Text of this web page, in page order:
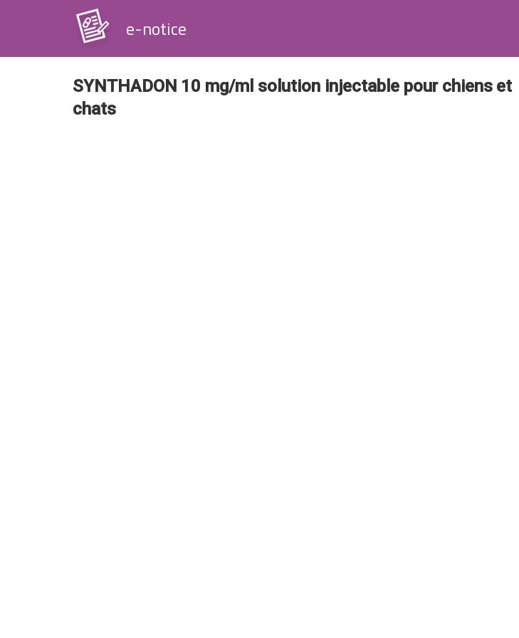
e-notice
SYNTHADON 10 mg/ml solution injectable pour chiens et
chats